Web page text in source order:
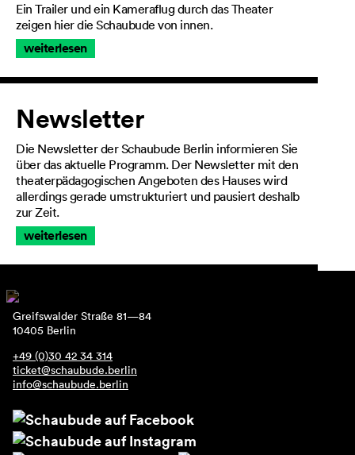
Ein Trailer und ein Kameraflug durch das Theater
zeigen hier die Schaubude von innen.
weiterlesen
Newsletter
Die Newsletter der Schaubude Berlin informieren Sie
über das aktuelle Programm. Der Newsletter mit den
theaterpädagogischen Angeboten des Hauses wird
allerdings gerade umstrukturiert und pausiert deshalb
zur Zeit.
weiterlesen
Greifswalder Straße 81—84
10405 Berlin
+49 (0)30 42 34 314
ticket@schaubude.berlin
info@schaubude.berlin